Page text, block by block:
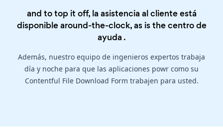
and to top it off, la asistencia al cliente está
disponible around-the-clock, as is thecentro de
ayuda .
Además, nuestro equipo de ingenieros expertos trabaja
día y noche para que las aplicaciones powr como su
Contentful File Download Form trabajen para usted.